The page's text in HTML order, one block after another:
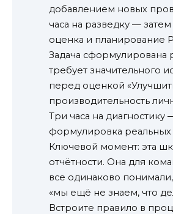
добавлением новых
часа на разведку —
оценка и планирование
Задача сформулирована
требует значительного
перед оценкой
производительность
Три часа на диагностику
формулировка реальных
Ключевой момент: эта
отчётности. Она для
все одинаково понимали,
«мы ещё не знаем, что
Встроите правило в